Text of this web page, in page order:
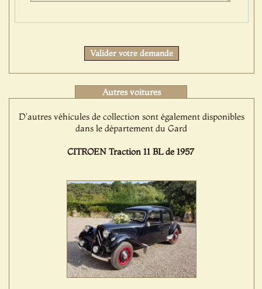
Valider votre demande
Autres voitures
D'autres véhicules de collection sont également disponibles
dans le département du Gard
CITROEN Traction 11 BL de 1957